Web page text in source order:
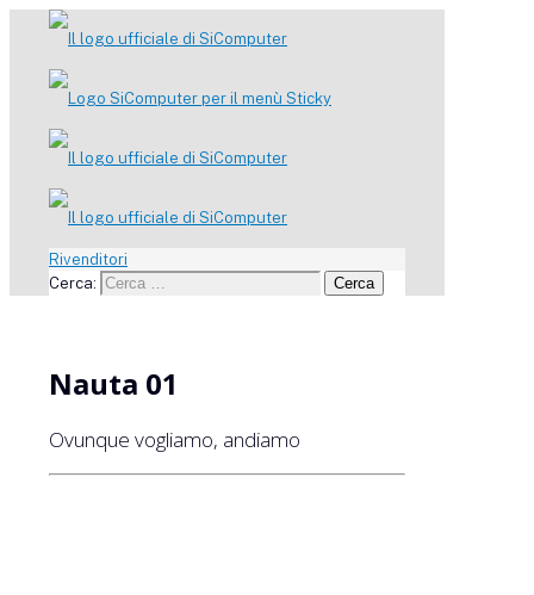
Rivenditori
Cerca:
Cerca
Nauta 01
Ovunque vogliamo, andiamo